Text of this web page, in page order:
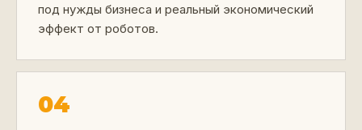
под нужды бизнеса и реальный экономический
эффект от роботов.
04